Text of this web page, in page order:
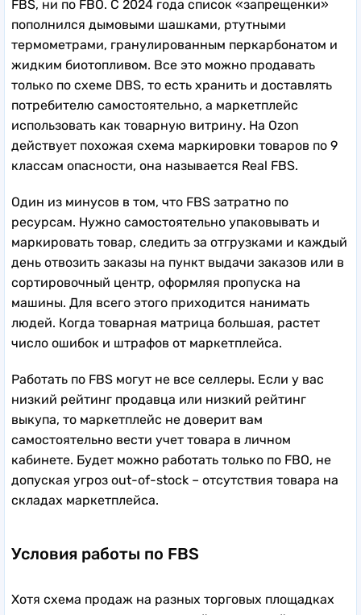
FBS, ни по FBO. С 2024 года список «запрещенки»
пополнился дымовыми шашками, ртутными
термометрами, гранулированным перкарбонатом и
жидким биотопливом. Все это можно продавать
только по схеме DBS, то есть хранить и доставлять
потребителю самостоятельно, а маркетплейс
использовать как товарную витрину. На Ozon
действует похожая схема маркировки товаров по 9
классам опасности, она называется Real FBS.
Один из минусов в том, что FBS затратно по
ресурсам. Нужно самостоятельно упаковывать и
маркировать товар, следить за отгрузками и каждый
день отвозить заказы на пункт выдачи заказов или в
сортировочный центр, оформляя пропуска на
машины. Для всего этого приходится нанимать
людей. Когда товарная матрица большая, растет
число ошибок и штрафов от маркетплейса.
Работать по FBS могут не все селлеры. Если у вас
низкий рейтинг продавца или низкий рейтинг
выкупа, то маркетплейс не доверит вам
самостоятельно вести учет товара в личном
кабинете. Будет можно работать только по FBO, не
допуская угроз out-of-stock – отсутствия товара на
складах маркетплейса.
Условия работы по FBS
Хотя схема продаж на разных торговых площадках